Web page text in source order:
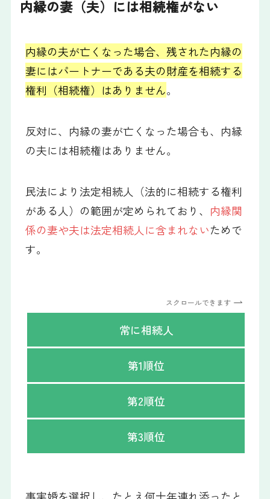
内縁の妻（夫）には相続権がない
内縁の夫が亡くなった場合、残された内縁の
妻にはパートナーである夫の財産を相続する
権利（相続権）はありません。
反対に、内縁の妻が亡くなった場合も、内縁
の夫には相続権はありません。
民法により法定相続人（法的に相続する権利
がある人）の範囲が定められており、 内縁関
係の妻や夫は法定相続人に含まれないためで
す。
スクロールできます
常に相続人
第1順位
第2順位
第3順位